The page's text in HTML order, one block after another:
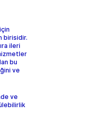
birisidir.
ileri
bu
ve
ve